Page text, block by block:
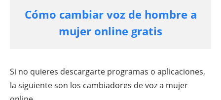
Cómo cambiar voz de hombre a
mujer online gratis
Si no quieres descargarte programas o aplicaciones,
la siguiente son los cambiadores de voz a mujer